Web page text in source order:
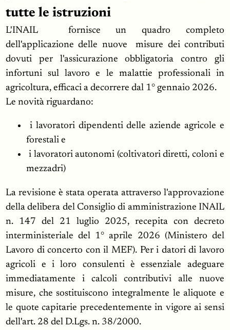
tutte le istruzioni
L'INAIL fornisce un quadro completo
dell'applicazione delle nuove misure dei contributi
dovuti per l'assicurazione obbligatoria contro gli
infortuni sul lavoro e le malattie professionali in
agricoltura, efficaci a decorrere dal 1° gennaio 2026.
Le novità riguardano:
i lavoratori dipendenti delle aziende agricole e
forestali e
i lavoratori autonomi (coltivatori diretti, coloni e
mezzadri)
La revisione è stata operata attraverso l'approvazione
della delibera del Consiglio di amministrazione INAIL
n. 147 del 21 luglio 2025, recepita con decreto
interministeriale del 1° aprile 2026 (Ministero del
Lavoro di concerto con il MEF). Per i datori di lavoro
agricoli e i loro consulenti è essenziale adeguare
immediatamente i calcoli contributivi alle nuove
misure, che sostituiscono integralmente le aliquote e
le quote capitarie precedentemente in vigore ai sensi
dell'art. 28 del D.Lgs. n. 38/2000.